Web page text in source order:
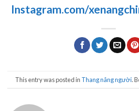
Instagram.com/
This entry was posted in Thang nâng người.